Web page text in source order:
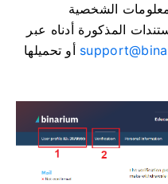
الشخصية
المذكورة أدناه عبر
أو تحميلها